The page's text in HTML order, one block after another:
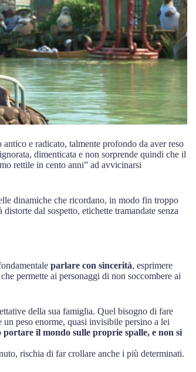
e radicato, talmente profondo da aver reso
dimenticata e non sorprende quindi che il
rettile in cento anni” ad avvicinarsi
dinamiche che ricordano, in modo fin troppo
dal sospetto, etichette tramandate senza
parlare con sincerità, esprimere
permette ai personaggi di non soccombere ai
della sua famiglia. Quel bisogno di fare
un peso enorme, quasi invisibile persino a lei
portare il mondo sulle proprie spalle, e non si
rischia di far crollare anche i più determinati.